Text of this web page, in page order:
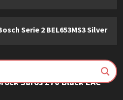
Serie 2 BEL653MS3 Silver
Saros Z70 Black EAC